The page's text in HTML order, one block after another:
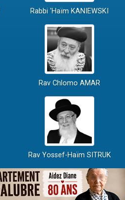
Rabbi 'Haïm KANIEWSKI
Rav Chlomo AMAR
Rav Yossef-Haïm SITRUK